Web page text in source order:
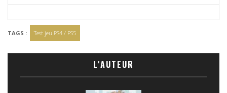
TAGS : Test jeu PS4 / PS5
L'AUTEUR